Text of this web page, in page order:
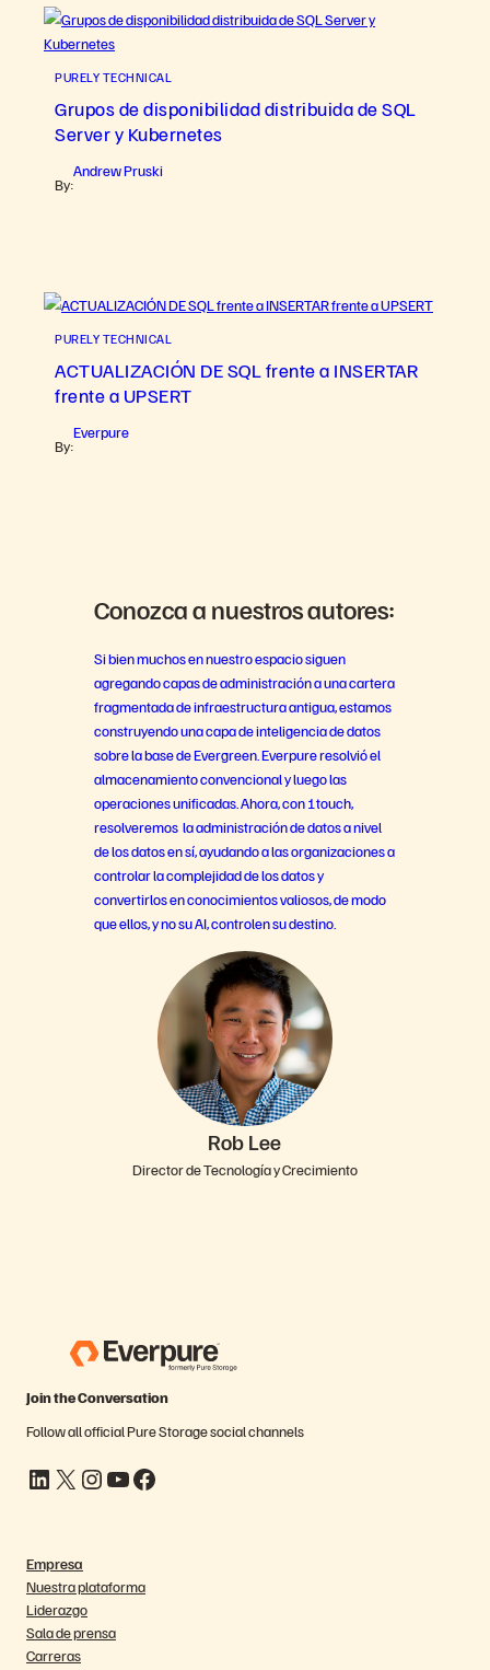
PURELY TECHNICAL
Grupos de disponibilidad distribuida de SQL
Server y Kubernetes
By:
Andrew Pruski
PURELY TECHNICAL
ACTUALIZACIÓN DE SQL frente a INSERTAR
frente a UPSERT
By:
Everpure
Conozca a nuestros autores:
Si bien muchos en nuestro espacio siguen
agregando capas de administración a una cartera
fragmentada de infraestructura antigua, estamos
construyendo una capa de inteligencia de datos
sobre la base de Evergreen. Everpure resolvió el
almacenamiento convencional y luego las
operaciones unificadas. Ahora, con 1touch,
resolveremos la administración de datos a nivel
de los datos en sí, ayudando a las organizaciones a
controlar la complejidad de los datos y
convertirlos en conocimientos valiosos, de modo
que ellos, y no su AI, controlen su destino.
Rob Lee
Director de Tecnología y Crecimiento
Join the Conversation
Follow all official Pure Storage social channels
LinkedIn X Instagram YouTube Facebook
Empresa
Nuestra plataforma
Liderazgo
Sala de prensa
Carreras